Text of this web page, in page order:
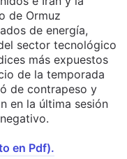
de Ormuz
de energía,
sector tecnológico
más expuestos
de la temporada
de contrapeso y
en la última sesión
en Pdf).